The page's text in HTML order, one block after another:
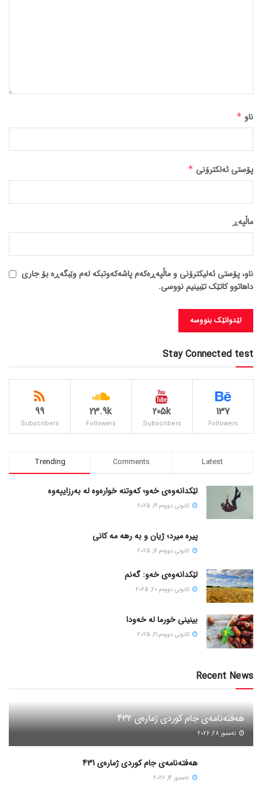
ناو *
پۆستی ئەلکترۆنی *
ماڵپه‌ڕ
ناو، پۆستی ئەلیکترۆنی و ماڵپەڕەکەم پاشەکەوتبکە لەم وێبگەڕە بۆ جاری
داهاتوو کاتێک تێبینیم نووسی.
Stay Connected test
137
Followers
205k
Subscribers
23.9k
Followers
99
Subscribers
Trending Comments Latest
لێکدانەوەی خەو؛ کەوتنە خوارەوە لە بەرزاییەوە
كانونی دووه‌م 19, 2025
پیره میرد؛ ژیان و به رهه مه کانی
كانونی دووه‌م 16, 2025
لێکدانەوەی خەو: گەنم
كانونی دووه‌م 20, 2025
بینینی خورما لە خەودا
كانونی دووه‌م 21, 2025
Recent News
هەفتەنامەی جام کوردی ژمارەی 432
ته‌مموز 28, 2026
هەفتەنامەی جام کوردی ژمارەی 431
ته‌مموز 14, 2026